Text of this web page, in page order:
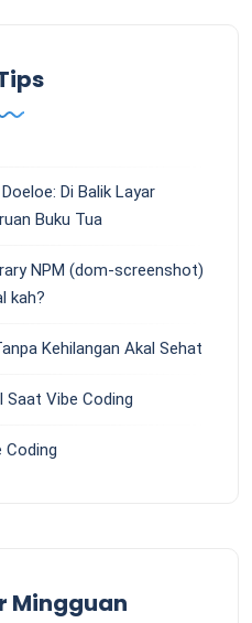
Di Balik Layar
Buku Tua
NPM (dom-screenshot)
kah?
Kehilangan Akal Sehat
Saat Vibe Coding
Coding
Mingguan